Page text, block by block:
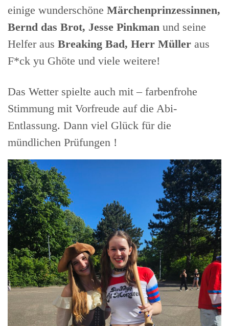
einige wunderschöne Märchenprinzessinnen,
Bernd das Brot, Jesse Pinkman und seine
Helfer aus Breaking Bad, Herr Müller aus
F*ck yu Ghöte und viele weitere!
Das Wetter spielte auch mit – farbenfrohe
Stimmung mit Vorfreude auf die Abi-
Entlassung. Dann viel Glück für die
mündlichen Prüfungen !